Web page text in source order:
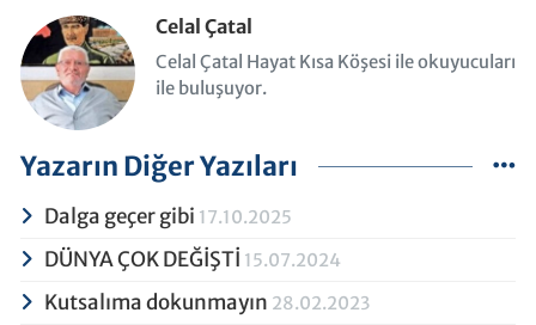
Celal Çatal
Celal Çatal Hayat Kısa Köşesi ile okuyucuları
ile buluşuyor.
Yazarın Diğer Yazıları
Dalga geçer gibi 17.10.2025
DÜNYA ÇOK DEĞİŞTİ 15.07.2024
Kutsalıma dokunmayın 28.02.2023